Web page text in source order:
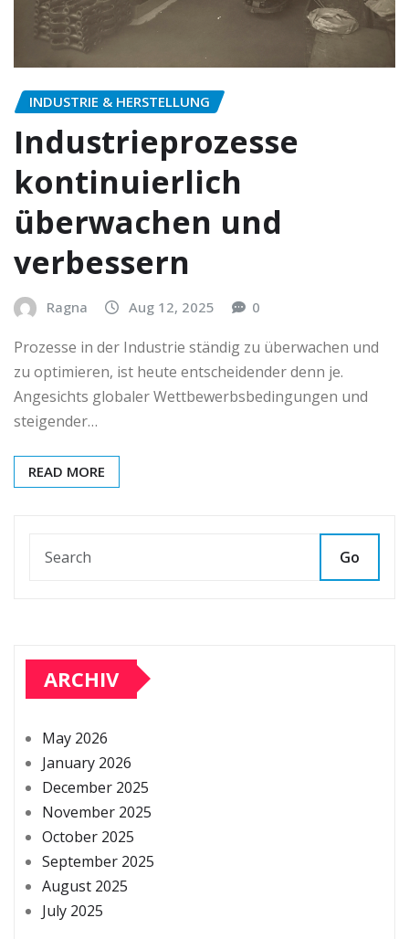
INDUSTRIE & HERSTELLUNG
Industrieprozesse
kontinuierlich
überwachen und
verbessern
Ragna Aug 12, 2025 0
Prozesse in der Industrie ständig zu überwachen und
zu optimieren, ist heute entscheidender denn je.
Angesichts globaler Wettbewerbsbedingungen und
steigender…
READ MORE
Go
ARCHIV
May 2026
January 2026
December 2025
November 2025
October 2025
September 2025
August 2025
July 2025